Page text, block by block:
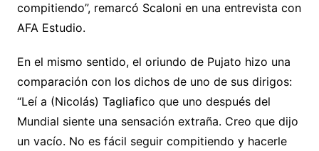
compitiendo”, remarcó Scaloni en una entrevista con
AFA Estudio.
En el mismo sentido, el oriundo de Pujato hizo una
comparación con los dichos de uno de sus dirigos:
“Leí a (Nicolás) Tagliafico que uno después del
Mundial siente una sensación extraña. Creo que dijo
un vacío. No es fácil seguir compitiendo y hacerle